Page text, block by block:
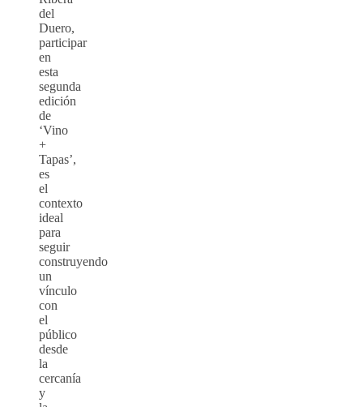
del
Duero,
participar
en
esta
segunda
edición
de
‘Vino
+
Tapas’,
es
el
contexto
ideal
para
seguir
construyendo
un
vínculo
con
el
público
desde
la
cercanía
y